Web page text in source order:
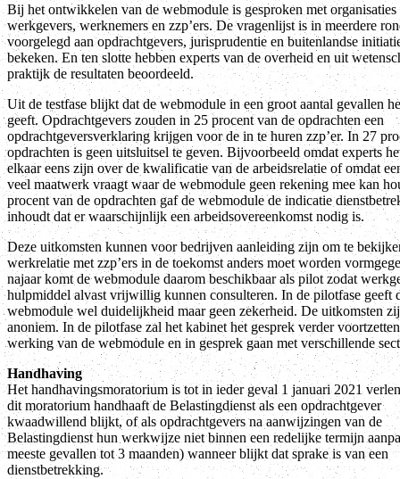
Bij het ontwikkelen van de webmodule is gesproken met organisaties
werkgevers, werknemers en zzp’ers. De vragenlijst is in meerdere
voorgelegd aan opdrachtgevers, jurisprudentie en buitenlandse
bekeken. En ten slotte hebben experts van de overheid en uit
praktijk de resultaten beoordeeld.
Uit de testfase blijkt dat de webmodule in een groot aantal gevallen
geeft. Opdrachtgevers zouden in 25 procent van de opdrachten een
opdrachtgeversverklaring krijgen voor de in te huren zzp’er. In 27
opdrachten is geen uitsluitsel te geven. Bijvoorbeeld omdat experts
elkaar eens zijn over de kwalificatie van de arbeidsrelatie of omdat
veel maatwerk vraagt waar de webmodule geen rekening mee kan
procent van de opdrachten gaf de webmodule de indicatie
inhoudt dat er waarschijnlijk een arbeidsovereenkomst nodig is.
Deze uitkomsten kunnen voor bedrijven aanleiding zijn om te
werkrelatie met zzp’ers in de toekomst anders moet worden
najaar komt de webmodule daarom beschikbaar als pilot zodat
hulpmiddel alvast vrijwillig kunnen consulteren. In de pilotfase geeft
webmodule wel duidelijkheid maar geen zekerheid. De uitkomsten
anoniem. In de pilotfase zal het kabinet het gesprek verder
werking van de webmodule en in gesprek gaan met verschillende
Handhaving
Het handhavingsmoratorium is tot in ieder geval 1 januari 2021
dit moratorium handhaaft de Belastingdienst als een opdrachtgever
kwaadwillend blijkt, of als opdrachtgevers na aanwijzingen van de
Belastingdienst hun werkwijze niet binnen een redelijke termijn
meeste gevallen tot 3 maanden) wanneer blijkt dat sprake is van een
dienstbetrekking.